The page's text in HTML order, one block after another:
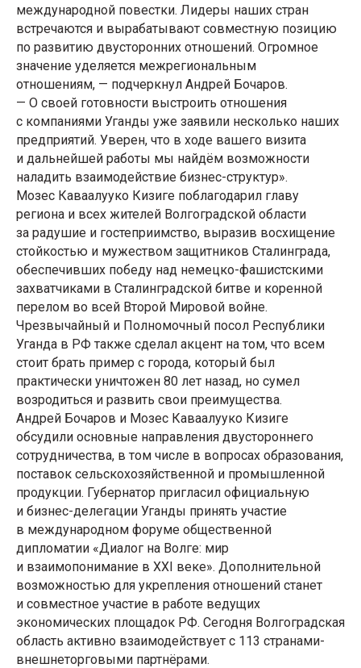
международной повестки. Лидеры наших стран
встречаются и вырабатывают совместную позицию
по развитию двусторонних отношений. Огромное
значение уделяется межрегиональным
отношениям, — подчеркнул Андрей Бочаров.
— О своей готовности выстроить отношения
с компаниями Уганды уже заявили несколько наших
предприятий. Уверен, что в ходе вашего визита
и дальнейшей работы мы найдём возможности
наладить взаимодействие бизнес-структур».
Мозес Каваалууко Кизиге поблагодарил главу
региона и всех жителей Волгоградской области
за радушие и гостеприимство, выразив восхищение
стойкостью и мужеством защитников Сталинграда,
обеспечивших победу над немецко-фашистскими
захватчиками в Сталинградской битве и коренной
перелом во всей Второй Мировой войне.
Чрезвычайный и Полномочный посол Республики
Уганда в РФ также сделал акцент на том, что всем
стоит брать пример с города, который был
практически уничтожен 80 лет назад, но сумел
возродиться и развить свои преимущества.
Андрей Бочаров и Мозес Каваалууко Кизиге
обсудили основные направления двустороннего
сотрудничества, в том числе в вопросах образования,
поставок сельскохозяйственной и промышленной
продукции. Губернатор пригласил официальную
и бизнес-делегации Уганды принять участие
в международном форуме общественной
дипломатии «Диалог на Волге: мир
и взаимопонимание в XXI веке». Дополнительной
возможностью для укрепления отношений станет
и совместное участие в работе ведущих
экономических площадок РФ. Сегодня Волгоградская
область активно взаимодействует с 113 странами-
внешнеторговыми партнёрами.